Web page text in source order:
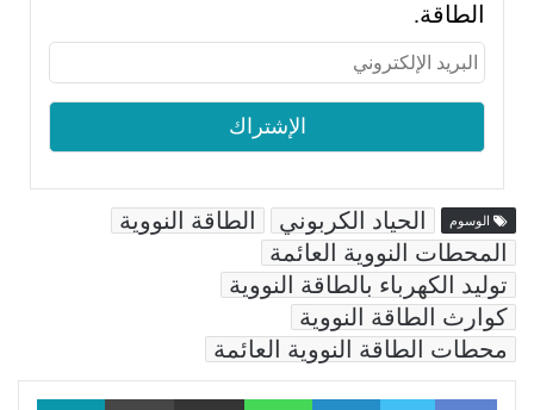
الطاقة.
الوسوم الحياد الكربوني
الطاقة النووية
المحطات النووية العائمة
توليد الكهرباء بالطاقة النووية
كوارث الطاقة النووية
محطات الطاقة النووية العائمة
Facebook
LinkedIn
WhatsAppمشاركة عبر البريد طباعة